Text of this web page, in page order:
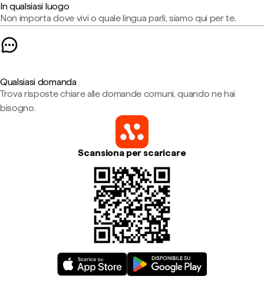
In qualsiasi luogo
Non importa dove vivi o quale lingua parli, siamo qui per te.
Qualsiasi domanda
Trova risposte chiare alle domande comuni, quando ne hai
bisogno.
Scansiona per scaricare